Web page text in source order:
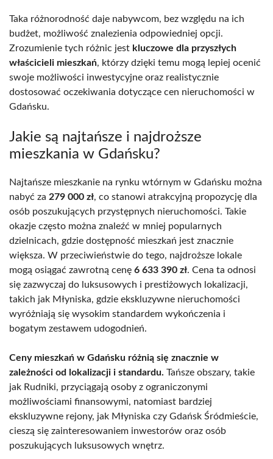
Taka różnorodność daje nabywcom, bez względu na ich
budżet, możliwość znalezienia odpowiedniej opcji.
Zrozumienie tych różnic jest kluczowe dla przyszłych
właścicieli mieszkań, którzy dzięki temu mogą lepiej ocenić
swoje możliwości inwestycyjne oraz realistycznie
dostosować oczekiwania dotyczące cen nieruchomości w
Gdańsku.
Jakie są najtańsze i najdroższe
mieszkania w Gdańsku?
Najtańsze mieszkanie na rynku wtórnym w Gdańsku można
nabyć za 279 000 zł, co stanowi atrakcyjną propozycję dla
osób poszukujących przystępnych nieruchomości. Takie
okazje często można znaleźć w mniej popularnych
dzielnicach, gdzie dostępność mieszkań jest znacznie
większa. W przeciwieństwie do tego, najdroższe lokale
mogą osiągać zawrotną cenę 6 633 390 zł. Cena ta odnosi
się zazwyczaj do luksusowych i prestiżowych lokalizacji,
takich jak Młyniska, gdzie ekskluzywne nieruchomości
wyróżniają się wysokim standardem wykończenia i
bogatym zestawem udogodnień.
Ceny mieszkań w Gdańsku różnią się znacznie w
zależności od lokalizacji i standardu. Tańsze obszary, takie
jak Rudniki, przyciągają osoby z ograniczonymi
możliwościami finansowymi, natomiast bardziej
ekskluzywne rejony, jak Młyniska czy Gdańsk Śródmieście,
cieszą się zainteresowaniem inwestorów oraz osób
poszukujących luksusowych wnętrz.